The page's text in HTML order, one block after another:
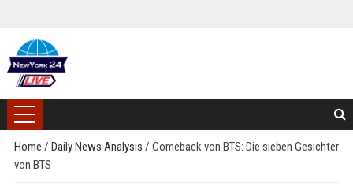
Home / Daily News Analysis / Comeback von BTS: Die sieben Gesichter
von BTS